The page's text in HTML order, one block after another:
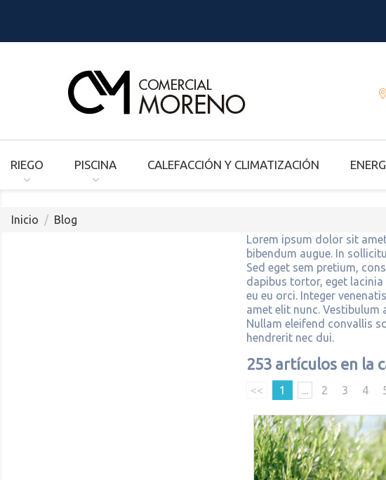
RIEGO PISCINA CALEFACCIÓN Y CLIMATIZACIÓN
Inicio
Blog
Lorem ipsum dolor sit
bibendum augue. In
Sed eget sem pretium,
dapibus tortor, eget
eu eu orci. Integer
amet elit nunc.
Nullam eleifend convallis
hendrerit nec dui.
253 artículos en la
<< 1 ... 2 3 4